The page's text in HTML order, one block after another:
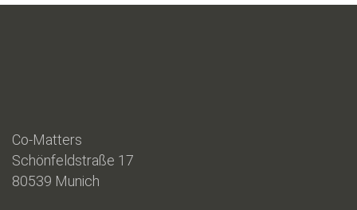
Co-Matters
Schönfeldstraße 17
80539 Munich